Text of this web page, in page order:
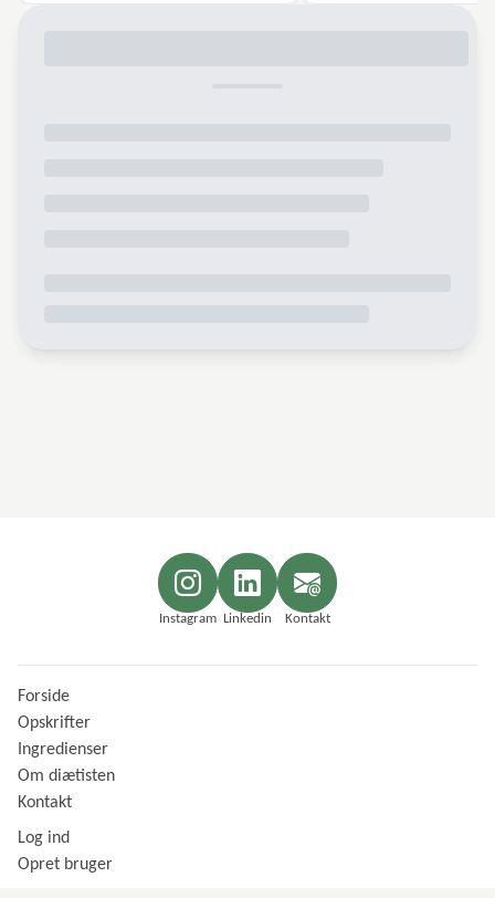
Instagram Linkedin Kontakt
Forside
Opskrifter
Ingredienser
Om diætisten
Kontakt
Log ind
Opret bruger